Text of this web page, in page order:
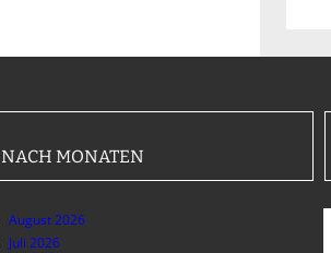
NACH MONATEN
August 2026
Juli 2026